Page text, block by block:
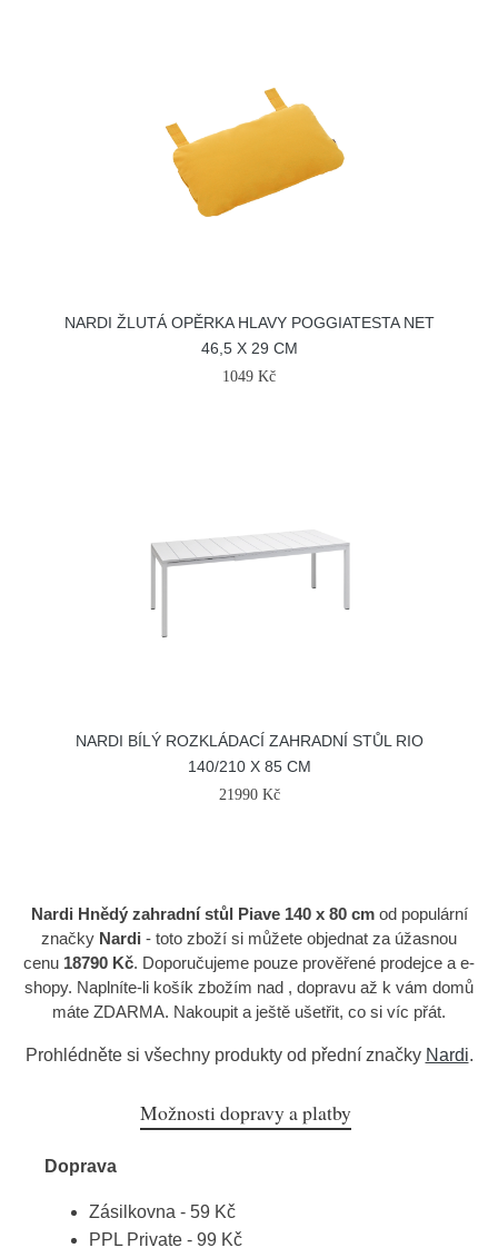
NARDI ŽLUTÁ OPĚRKA HLAVY POGGIATESTA NET
46,5 X 29 CM
1049 Kč
NARDI BÍLÝ ROZKLÁDACÍ ZAHRADNÍ STŮL RIO
140/210 X 85 CM
21990 Kč
Nardi Hnědý zahradní stůl Piave 140 x 80 cmod populární
značky Nardi - toto zboží si můžete objednat za úžasnou
cenu 18790 Kč. Doporučujeme pouze prověřené prodejce a e-
shopy. Naplníte-li košík zbožím nad , dopravu až k vám domů
máte ZDARMA. Nakoupit a ještě ušetřit, co si víc přát.
Prohlédněte si všechny produkty od přední značky Nardi.
Možnosti dopravy a platby
Doprava
Zásilkovna - 59 Kč
PPL Private - 99 Kč